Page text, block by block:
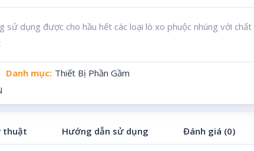
sử dụng được cho hầu hết các loại lò xo phuộc nhúng với chất
Danh mục: Thiết Bị Phần Gầm
thuật Hướng dẫn sử dụng Đánh giá (0)